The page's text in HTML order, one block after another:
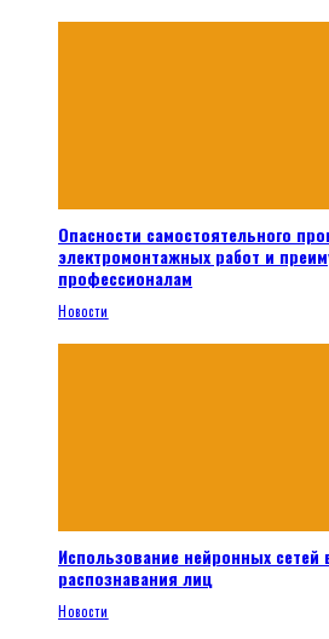
Опасности самостоятельного
электромонтажных работ и
профессионалам
Новости
Использование нейронных
распознавания лиц
Новости